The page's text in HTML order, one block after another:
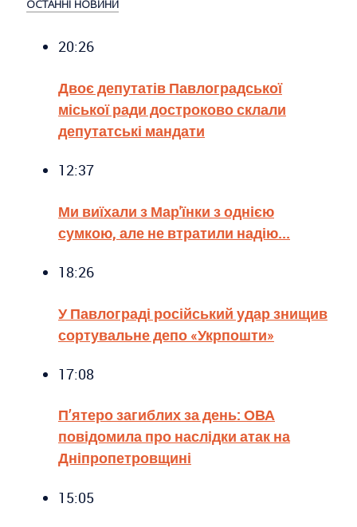
ОСТАННІ НОВИНИ
20:26
Двоє депутатів Павлоградської
міської ради достроково склали
депутатські мандати
12:37
Ми виїхали з Мар'їнки з однією
сумкою, але не втратили надію...
18:26
У Павлограді російський удар знищив
сортувальне депо «Укрпошти»
17:08
П’ятеро загиблих за день: ОВА
повідомила про наслідки атак на
Дніпропетровщині
15:05